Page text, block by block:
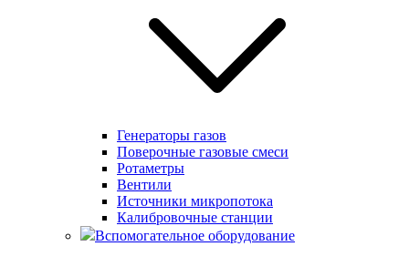
Генераторы газов
Поверочные газовые смеси
Ротаметры
Вентили
Источники микропотока
Калибровочные станции
Вспомогательное оборудование